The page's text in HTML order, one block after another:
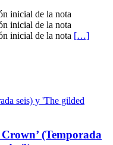
inicial de la nota
inicial de la nota
inicial de la nota […]
Crown’ (Temporada